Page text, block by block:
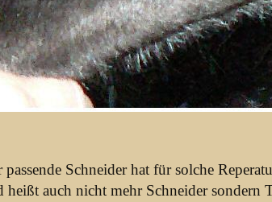
passende Schneider hat für solche
heißt auch nicht mehr Schneider sondern